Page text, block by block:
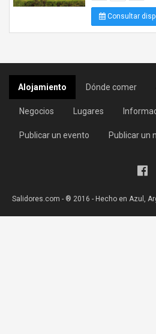
Consultar
Alojamiento Dónde comer
Negocios Lugares
Publicar un evento Publicar un
Salidores.com - ® 2016 - Hecho en Azul,